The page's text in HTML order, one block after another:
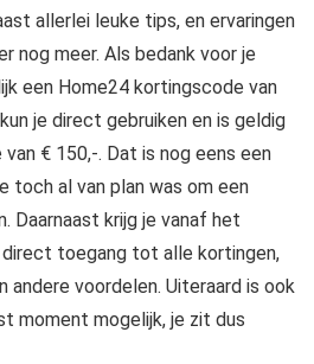
allerlei leuke tips, en ervaringen
nog meer. Als bedank voor je
een Home24 kortingscode van
je direct gebruiken en is geldig
€ 150,-. Dat is nog eens een
toch al van plan was om een
Daarnaast krijg je vanaf het
direct toegang tot alle kortingen,
andere voordelen. Uiteraard is ook
moment mogelijk, je zit dus